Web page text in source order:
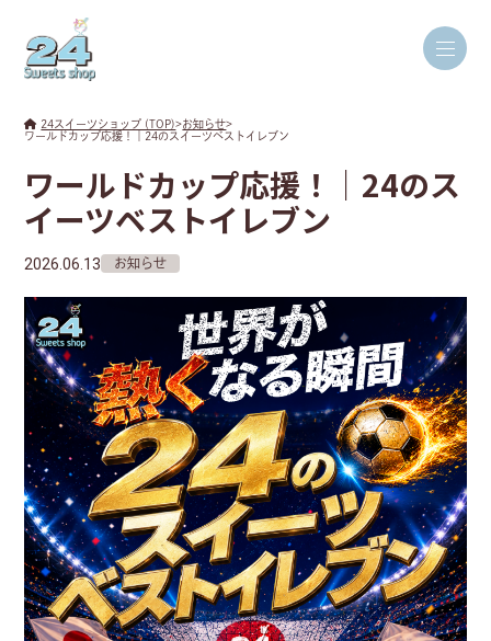
24スイーツショップ (TOP)>お知らせ>
ワールドカップ応援！｜24のスイーツベストイレブン
ワールドカップ応援！｜24のス
イーツベストイレブン
2026.06.13 お知らせ